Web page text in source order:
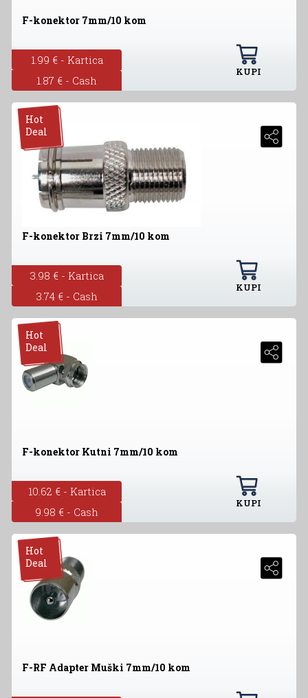
F-konektor 7mm/10 kom
1.99 € - Kartica
1.87 € - Cash
KUPI
Hot
Deal
F-konektor Brzi 7mm/10 kom
3.98 € - Kartica
3.74 € - Cash
KUPI
Hot
Deal
F-konektor Kutni 7mm/10 kom
10.62 € - Kartica
9.98 € - Cash
KUPI
Hot
Deal
F-RF Adapter Muški 7mm/10 kom